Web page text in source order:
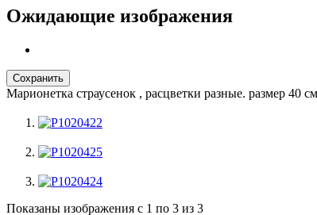
Ожидающие изображения
Марионетка страусенок , расцветки разные. размер
Показаны изображения с 1 по 3 из 3